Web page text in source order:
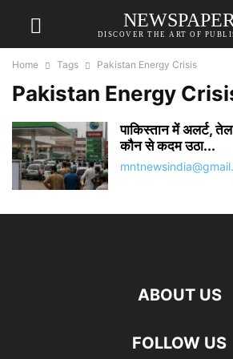
NEWSPAPER
DISCOVER THE ART OF
Home Tags Pakistan Energy Crisis
Pakistan Energy
पाकिस्तान में अलर्ट,
कौन से कदम उठा...
ABOUT US
FOLLOW US